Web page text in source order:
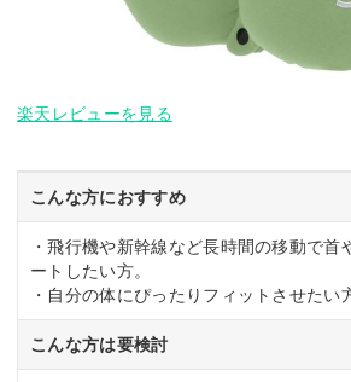
楽天レビューを見る
こんな方におすすめ
・飛行機や新幹線など長時間の移動で首
ートしたい方。
・自分の体にぴったりフィットさせたい
こんな方は要検討